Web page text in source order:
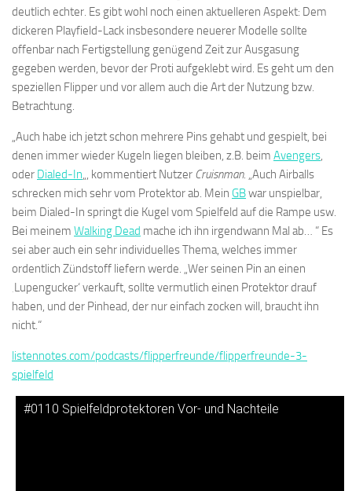
deutlich echter. Es gibt wohl noch einen aktuelleren Aspekt: Dem
dickeren Playfield-Lack insbesondere neuerer Modelle sollte
offenbar nach Fertigstellung genügend Zeit zur Ausgasung
gegeben werden, bevor der Proti aufgeklebt wird. Es geht um den
speziellen Flipper und vor allem auch die Art der Nutzung bzw.
Betrachtung.
„Auch habe ich jetzt schon mehrere Pins gehabt und gespielt, bei
denen immer wieder Kugeln liegen bleiben, z.B. beim Avengers,
oder Dialed-In„, kommentiert Nutzer Cruisnman. „Auch Airballs
schrecken mich sehr vom Protektor ab. Mein GBwar unspielbar,
beim Dialed-In springt die Kugel vom Spielfeld auf die Rampe usw.
Bei meinem Walking Dead mache ich ihn irgendwann Mal ab… “ Es
sei aber auch ein sehr individuelles Thema, welches immer
ordentlich Zündstoff liefern werde. „Wer seinen Pin an einen
‚Lupengucker‘ verkauft, sollte vermutlich einen Protektor drauf
haben, und der Pinhead, der nur einfach zocken will, braucht ihn
nicht.“
listennotes.com/podcasts/flipperfreunde/flipperfreunde-3-
spielfeld
#0110 Spielfeldprotektoren Vor- und Nachteile